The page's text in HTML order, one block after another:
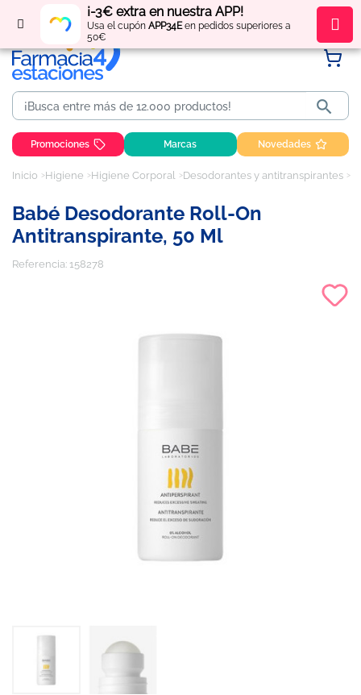
¡-3€ extra en nuestra APP!
Usa el cupón APP34Een pedidos superiores a
50€
Regístratey obténpuntos por tus compras

Promociones Marcas Novedades
Inicio Higiene Higiene Corporal Desodorantes y antitranspirantes
Babé Desodorante Roll-On
Antitranspirante, 50 Ml
Referencia: 158278